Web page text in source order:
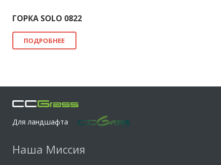
ГОРКА SOLO 0822
ПОДРОБНЕЕ
Для ландшафта
Наша Миссия